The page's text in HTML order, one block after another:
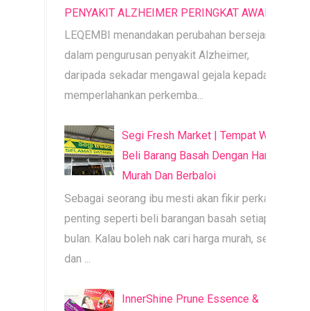
PENYAKIT ALZHEIMER PERINGKAT AWAL
LEQEMBI menandakan perubahan bersejarah
dalam pengurusan penyakit Alzheimer,
daripada sekadar mengawal gejala kepada
memperlahankan perkemba...
Segi Fresh Market | Tempat Wajib
Beli Barang Basah Dengan Harga
Murah Dan Berbaloi
Sebagai seorang ibu mesti akan fikir perkara
penting seperti beli barangan basah setiap
bulan. Kalau boleh nak cari harga murah, segar
dan ...
InnerShine Prune Essence &